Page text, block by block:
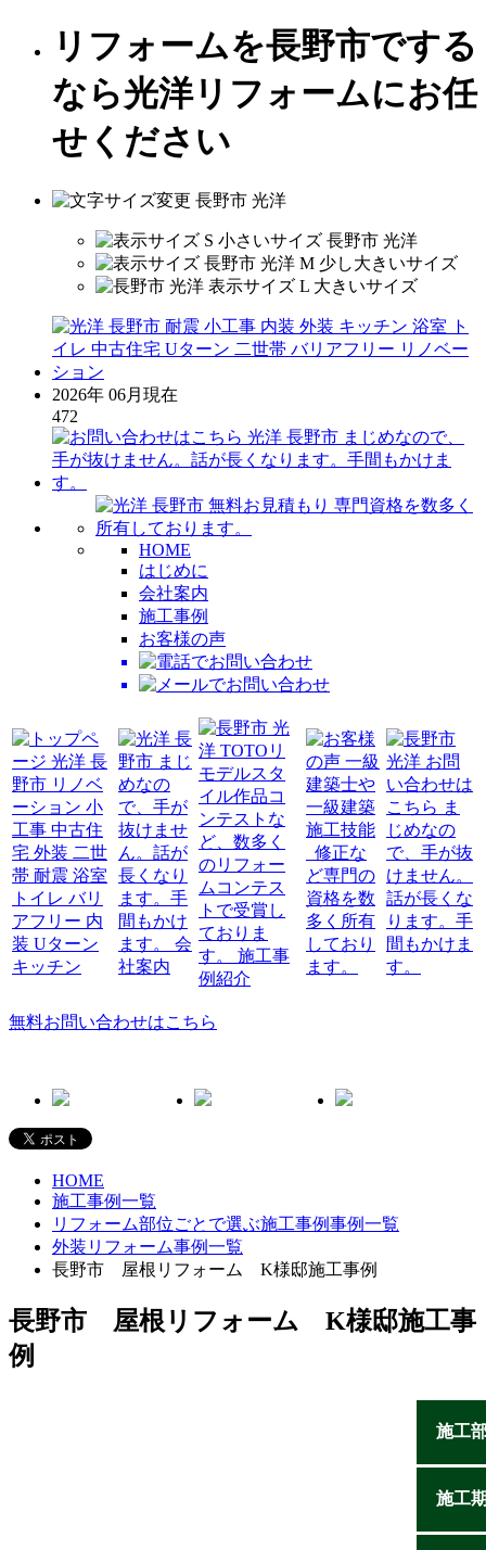
リフォームを長野市でする
なら光洋リフォームにお任
せください
2026年 06月現在
472
HOME
はじめに
会社案内
施工事例
お客様の声
無料お問い合わせはこちら
HOME
施工事例一覧
リフォーム部位ごとで選ぶ施工事例事例一覧
外装リフォーム事例一覧
長野市 屋根リフォーム K様邸施工事例
長野市 屋根リフォーム K様邸施工事
例
施工
施工